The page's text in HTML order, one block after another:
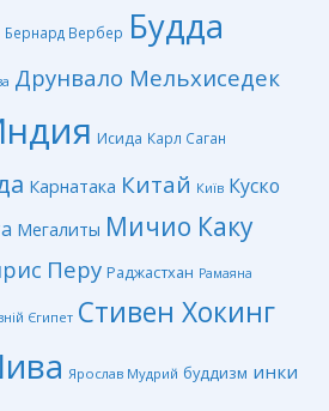
Бернард Вербер Будда
Друнвало Мельхиседек
Исида Карл Саган
Карнатака Китай Київ Куско
Мегалиты Мичио Каку
Перу Раджастхан Рамаяна
Єгипет Стивен Хокинг
Ярослав Мудрий буддизм инки